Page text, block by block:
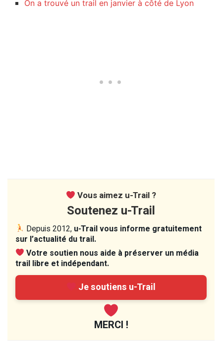
On a trouvé un trail en janvier à côté de Lyon
Vous aimez u-Trail ?
Soutenez u-Trail
Depuis 2012, u-Trail vous informe gratuitement
sur l’actualité du trail.
Votre soutien nous aide à préserver un média
trail libre et indépendant.
Je soutiens u-Trail
MERCI !